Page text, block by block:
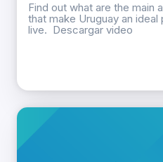
Find out what are the main
that make Uruguay an
live. Descargar video